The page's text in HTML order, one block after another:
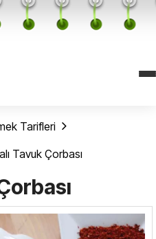
Tarifleri
Tavuk Çorbası